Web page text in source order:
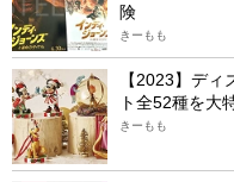
険
きーもも
【2023】デ
ト全52種を大
きーもも